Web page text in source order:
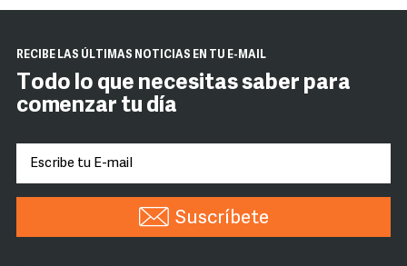
RECIBE LAS ÚLTIMAS NOTICIAS EN TU E-MAIL
Todo lo que necesitas saber para
comenzar tu día
Suscríbete